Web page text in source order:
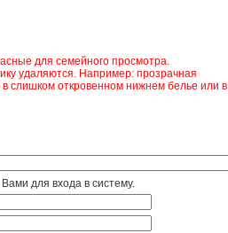
для семейного просмотра.
удаляются. Например: прозрачная
слишком откровенном нижнем белье или в
для входа в систему.